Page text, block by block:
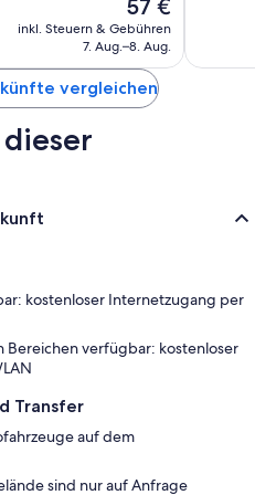
Preis
beträgt
57 €
inkl. Steuern & Gebühren
7. Aug.–8. Aug.
vergleichen
kostenloser Internetzugang per
Bereichen verfügbar: kostenloser
Transfer
auf dem
sind nur auf Anfrage